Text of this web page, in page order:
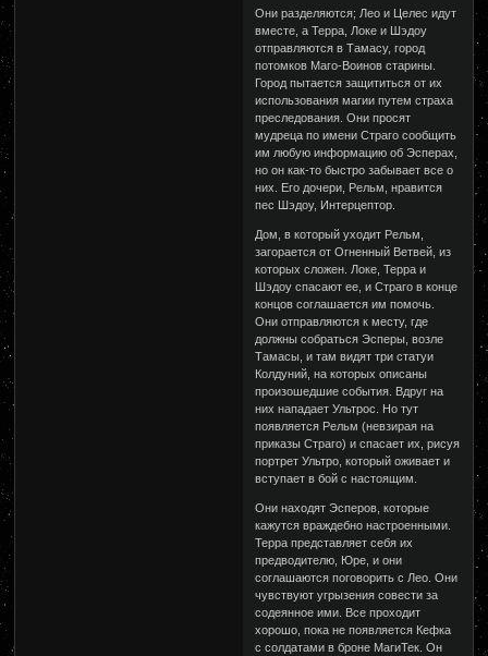
Они разделяются; Лео и Целес идут
вместе, а Терра, Локе и Шэдоу
отправляются в Тамасу, город
потомков Маго-Воинов старины.
Город пытается защититься от их
использования магии путем страха
преследования. Они просят
мудреца по имени Страго сообщить
им любую информацию об Эсперах,
но он как-то быстро забывает все о
них. Его дочери, Рельм, нравится
пес Шэдоу, Интерцептор.
Дом, в который уходит Рельм,
загорается от Огненный Ветвей, из
которых сложен. Локе, Терра и
Шэдоу спасают ее, и Страго в конце
концов соглашается им помочь.
Они отправляются к месту, где
должны собраться Эсперы, возле
Тамасы, и там видят три статуи
Колдуний, на которых описаны
произошедшие события. Вдруг на
них нападает Ультрос. Но тут
появляется Рельм (невзирая на
приказы Страго) и спасает их, рисуя
портрет Ультро, который оживает и
вступает в бой с настоящим.
Они находят Эсперов, которые
кажутся враждебно настроенными.
Терра представляет себя их
предводителю, Юре, и они
соглашаются поговорить с Лео. Они
чувствуют угрызения совести за
содеянное ими. Все проходит
хорошо, пока не появляется Кефка
с солдатами в броне МагиТек. Он